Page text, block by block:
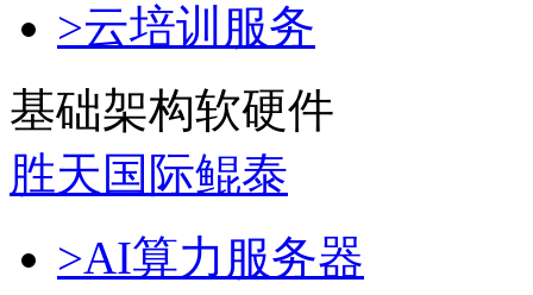
>云培训服务
基础架构软硬件
胜天国际鲲泰
>AI算力服务器